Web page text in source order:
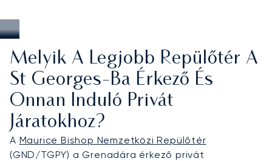
Melyik A Legjobb Repülőtér A
St Georges-Ba Érkező És
Onnan Induló Privát
Járatokhoz?
A Maurice Bishop Nemzetközi Repülőtér
(GND/TGPY) a Grenadára érkező privát